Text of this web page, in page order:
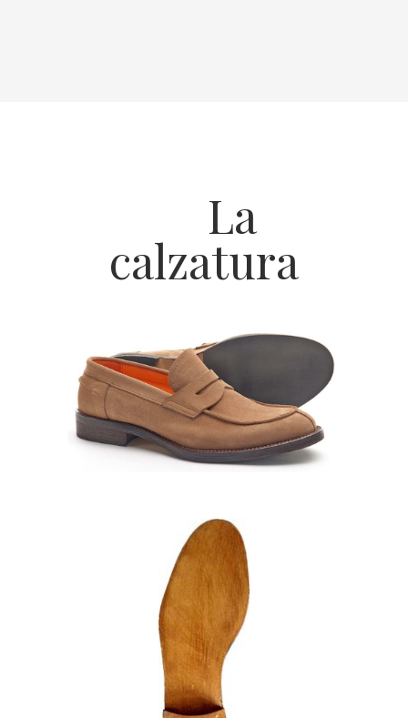
La
calzatura